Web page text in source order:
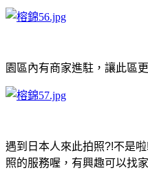
園區內有商家進駐，讓此區
遇到日本人來此拍照?!不是
照的服務喔，有興趣可以找